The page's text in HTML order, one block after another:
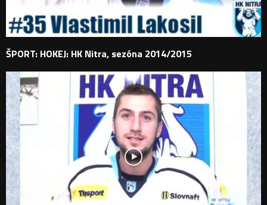
ŠPORT: HOKEJ: HK Nitra, sezóna 2014/2015